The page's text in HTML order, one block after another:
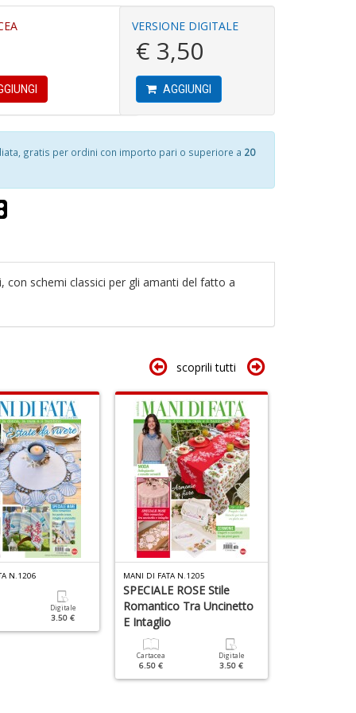
VERSIONE DIGITALE
€ 3,50
AGGIUNGI
gratis per ordini con importo pari o superiore a 20
con schemi classici per gli amanti del fatto a
scoprili tutti
N.1206
Digitale
3.50 €
MANI DI FATA N.1205
SPECIALE ROSE Stile
Romantico Tra Uncinetto
E Intaglio
Cartacea
6.50 €
Digitale
3.50 €